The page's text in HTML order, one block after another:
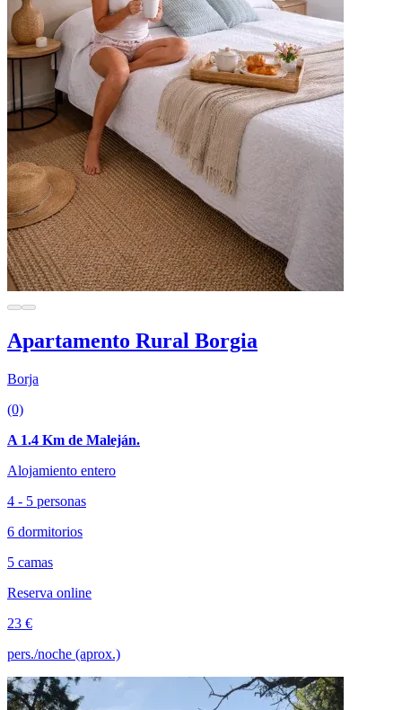
Apartamento Rural Borgia
Borja
(0)
A 1.4 Km de Maleján.
Alojamiento entero
4 - 5 personas
6 dormitorios
5 camas
Reserva online
23 €
pers./noche (aprox.)